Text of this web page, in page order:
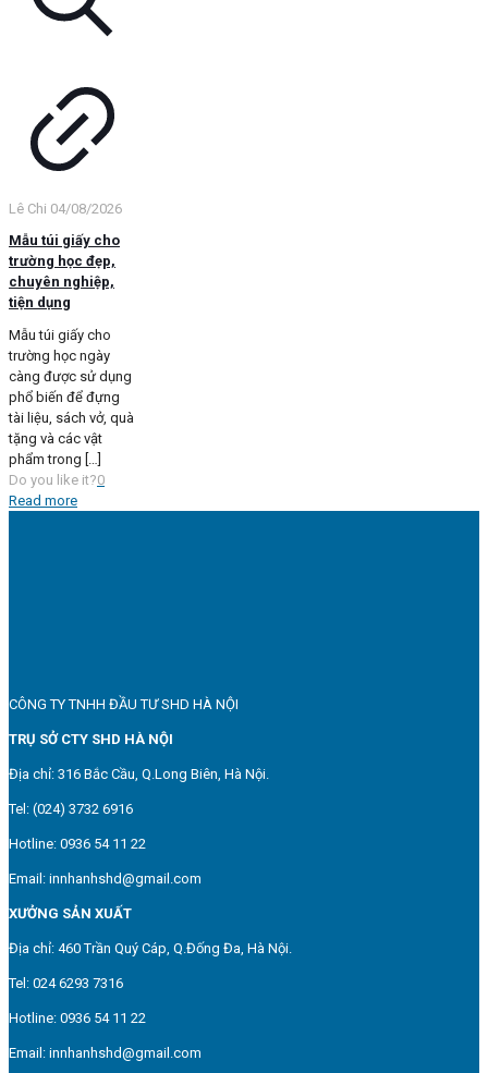
Lê Chi 04/08/2026
Mẫu túi giấy cho
trường học đẹp,
chuyên nghiệp,
tiện dụng
Mẫu túi giấy cho
trường học ngày
càng được sử dụng
phổ biến để đựng
tài liệu, sách vở, quà
tặng và các vật
phẩm trong […]
Do you like it?0
Read more
CÔNG TY TNHH ĐẦU TƯ SHD HÀ NỘI
TRỤ SỞ CTY SHD HÀ NỘI
Địa chỉ: 316 Bắc Cầu, Q.Long Biên, Hà Nội.
Tel: (024) 3732 6916
Hotline: 0936 54 11 22
Email: innhanhshd@gmail.com
XƯỞNG SẢN XUẤT
Địa chỉ: 460 Trần Quý Cáp, Q.Đống Đa, Hà Nội.
Tel: 024 6293 7316
Hotline: 0936 54 11 22
Email: innhanhshd@gmail.com